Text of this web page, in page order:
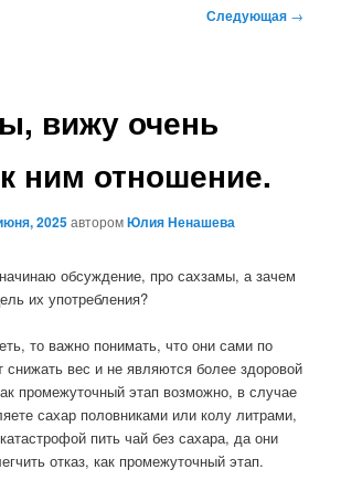
Следующая →
вижу очень
ним отношение.
2025авторомЮлия Ненашева
обсуждение, про сахзамы, а зачем
их употребления?
то важно понимать, что они сами по
снижать вес и не являются более здоровой
промежуточный этап возможно, в случае
сахар половниками или колу литрами,
пить чай без сахара, да они
отказ, как промежуточный этап.